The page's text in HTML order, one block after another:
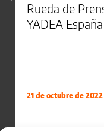
Rueda de
YADEA España
21 de octubre de 2022